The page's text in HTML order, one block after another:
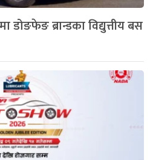
डोङफेङ ब्रान्डका विद्युत्तीय बस